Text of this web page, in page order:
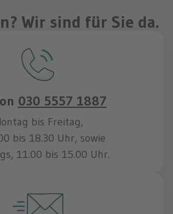
Wir sind für Sie da.
030 5557 1887
bis Freitag,
bis 18.30 Uhr, sowie
11.00 bis 15.00 Uhr.